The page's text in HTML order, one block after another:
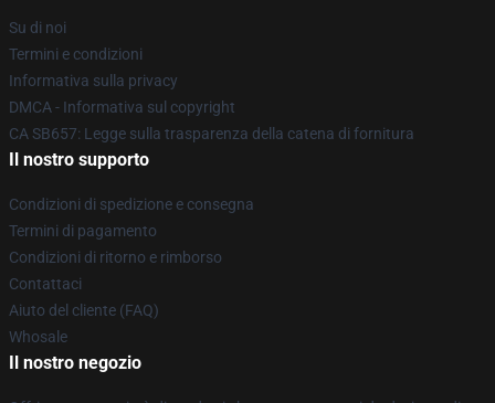
Su di noi
Termini e condizioni
Informativa sulla privacy
DMCA - Informativa sul copyright
CA SB657: Legge sulla trasparenza della catena di fornitura
Il nostro supporto
Condizioni di spedizione e consegna
Termini di pagamento
Condizioni di ritorno e rimborso
Contattaci
Aiuto del cliente (FAQ)
Whosale
Il nostro negozio